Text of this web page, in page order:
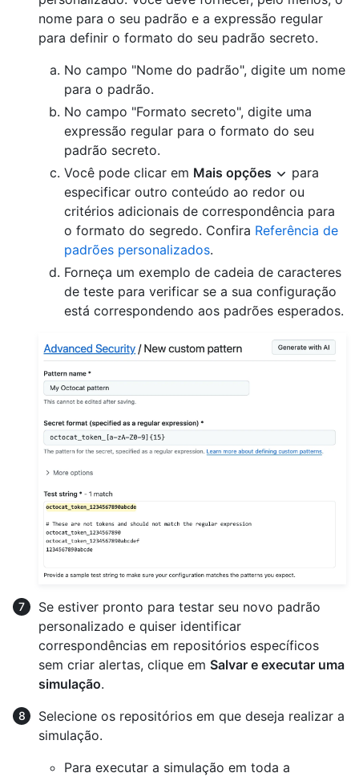
nome para o seu padrão e a expressão regular
para definir o formato do seu padrão secreto.
No campo "Nome do padrão", digite um nome
para o padrão.
No campo "Formato secreto", digite uma
expressão regular para o formato do seu
padrão secreto.
Você pode clicar em Mais opções
para
especificar outro conteúdo ao redor ou
critérios adicionais de correspondência para
o formato do segredo. Confira Referência de
padrões personalizados.
Forneça um exemplo de cadeia de caracteres
de teste para verificar se a sua configuração
está correspondendo aos padrões esperados.
Se estiver pronto para testar seu novo padrão
personalizado e quiser identificar
correspondências em repositórios específicos
sem criar alertas, clique em Salvar e executar uma
simulação.
Selecione os repositórios em que deseja realizar a
simulação.
Para executar a simulação em toda a